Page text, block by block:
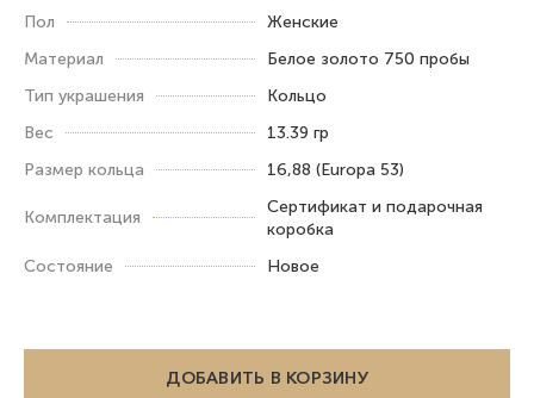
Пол
Женские
Материал
Белое золото 750 пробы
Тип украшения
Кольцо
Вес
13.39 гр
Размер кольца
16,88 (Europa 53)
Комплектация
Сертификат и подарочная
коробка
Состояние
Новое
ДОБАВИТЬ В КОРЗИНУ